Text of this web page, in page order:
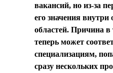
вакансий, но из-за
его значения
областей. Причина
теперь может
специализациям,
сразу нескольких